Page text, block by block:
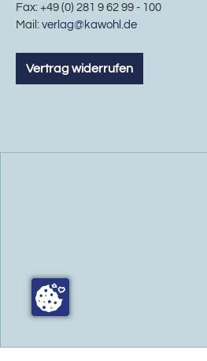
Fax: +49 (0) 281 9 62 99 - 100
Mail: verlag@kawohl.de
Vertrag widerrufen